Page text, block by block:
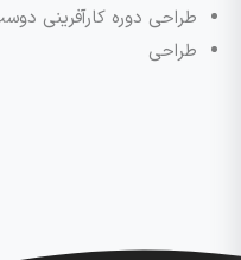
طراحی دوره کارآفرینی
طراحی